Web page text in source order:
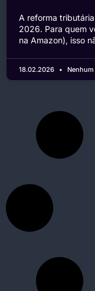
A reforma
2026. Para quem
na Amazon), isso
18.02.2026